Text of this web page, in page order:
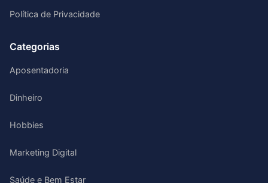
Política de Privacidade
Categorias
Aposentadoria
Dinheiro
Hobbies
Marketing Digital
Saúde e Bem Estar